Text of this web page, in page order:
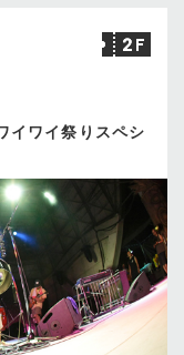
8
28
29
ワイ祭りスペシ